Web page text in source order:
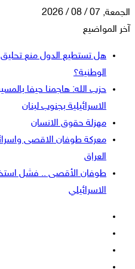
الجمعة, 07 / 08 / 2026
آخر المواضيع
هل تستطيع الدول منع تحليق
الوطنية؟
حزب الله: هاجمنا حيفا
الاسرائيلية بجنوب لبنان
مهزلة حقوق الانسان
معركة طوفان الاقصى
العراق
طوفان الأقصى .. فشل
الاسرائيلي